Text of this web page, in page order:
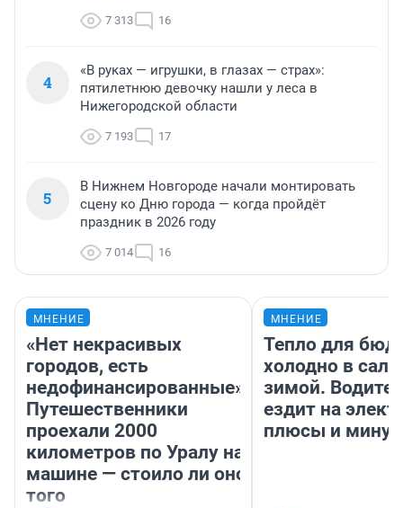
7 313 16
4
«В руках — игрушки, в глазах — страх»:
пятилетнюю девочку нашли у леса в
Нижегородской области
7 193 17
5
В Нижнем Новгороде начали монтировать
сцену ко Дню города — когда пройдёт
праздник в 2026 году
7 014 16
МНЕНИЕ
«Нет некрасивых
городов, есть
недофинансированные».
Путешественники
проехали 2000
километров по Уралу на
машине — стоило ли оно
того
МНЕНИЕ
Тепло для
холодно в
зимой.
ездит на
плюсы и